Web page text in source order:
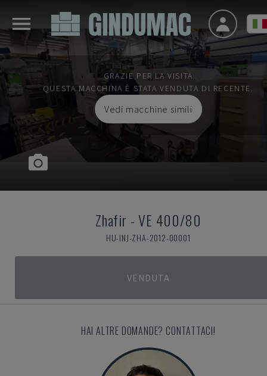
GRAZIE PER LA VISITA
QUESTA MACCHINA È STATA VENDUTA DI RECENTE.
Vedi macchine simili
Zhafir -VE 400/80
HU-INJ-ZHA-2012-00001
VENDUTA
HAI ALTRE DOMANDE? CONTATTACI!